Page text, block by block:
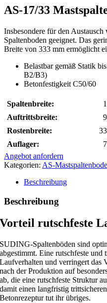
AS-17/33
Insbesondere für den
Spaltenboden geeignet. Das
Breite von 333 mm ermöglicht
Belastbar gemäß Statik
B2/B3)
Betonfestigkeit C50/60
Spaltenbreite:
Auftrittsbreite:
Rostenbreite:
Auflager:
Angebot anfordern
Kategorien: AS-
Beschreibung
Beschreibung
Vorteil rutschfeste
SUDING-Spaltenböden sind
abgestimmt. Eine rutschfeste
Laufverhalten und verringert das
nach der Produktion auf
ab, die eine rutschfeste Struktur
damit einen langfristig
Betonrezeptur tut ihr übriges.